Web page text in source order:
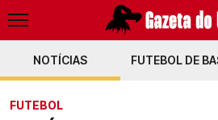
NOTÍCIAS FUTEBOL DE
FUTEBOL